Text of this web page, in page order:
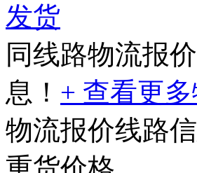
发货
同线路物流报
息！ + 查看更
物流报价线路